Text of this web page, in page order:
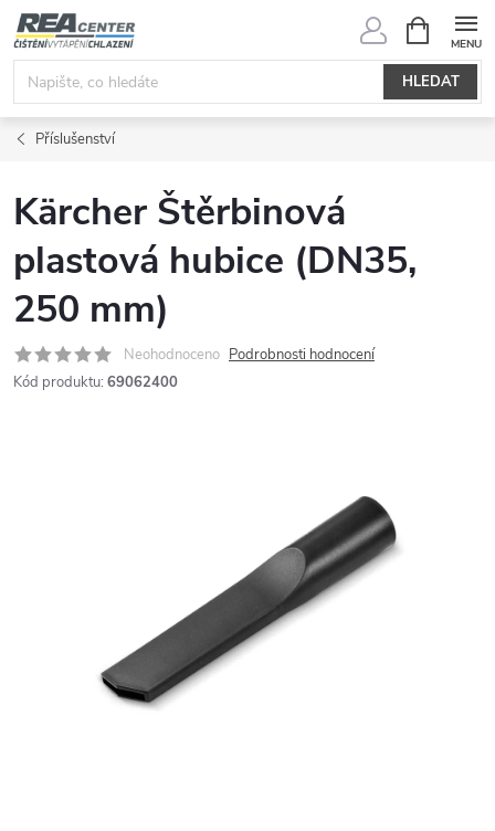
Přejít
na
obsah
HLEDAT
NÁKUPNÍ
KOŠÍK
Příslušenství
Kärcher Štěrbinová
plastová hubice (DN35,
250 mm)
Neohodnoceno Podrobnosti hodnocení
Kód produktu: 69062400